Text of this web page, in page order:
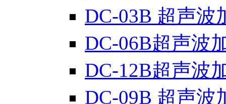
DC-03B 超声波
DC-06B超声波
DC-12B超声波
DC-09B 超声波